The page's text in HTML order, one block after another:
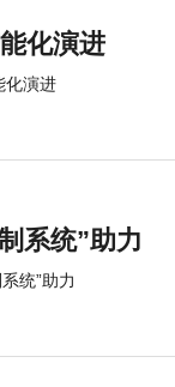
化演进
化演进
系统”助力
统”助力